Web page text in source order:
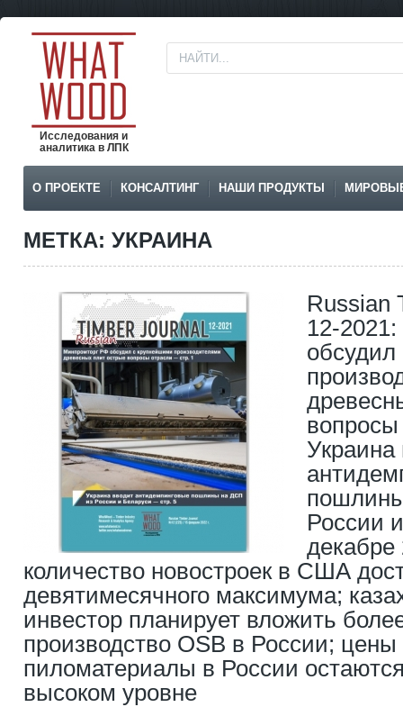
Исследования и
аналитика в ЛПК
О ПРОЕКТЕ КОНСАЛТИНГ НАШИ ПРОДУКТЫ
МЕТКА: УКРАИНА
Russian
12-
вопросы
Украина
России
декабре
количество новостроек в США
девятимесячного максимума;
инвестор планирует вложить
производство OSB в России; цены
пиломатериалы в России
высоком уровне